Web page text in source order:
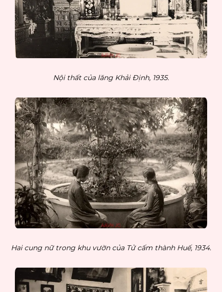
Nội thất của lăng Khải Định, 1935.
Hai cung nữ trong khu vườn của Tử cấm thành Huế, 1934.